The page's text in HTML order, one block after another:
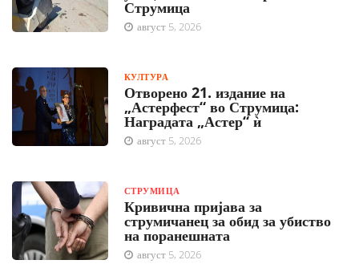
Струмица
август 5, 2026
КУЛТУРА
Отворено 21. издание на
„Астерфест“ во Струмица:
Наградата „Астер“ ѝ
август 5, 2026
СТРУМИЦА
Кривична пријава за
струмичанец за обид за убиство
на поранешната
август 5, 2026